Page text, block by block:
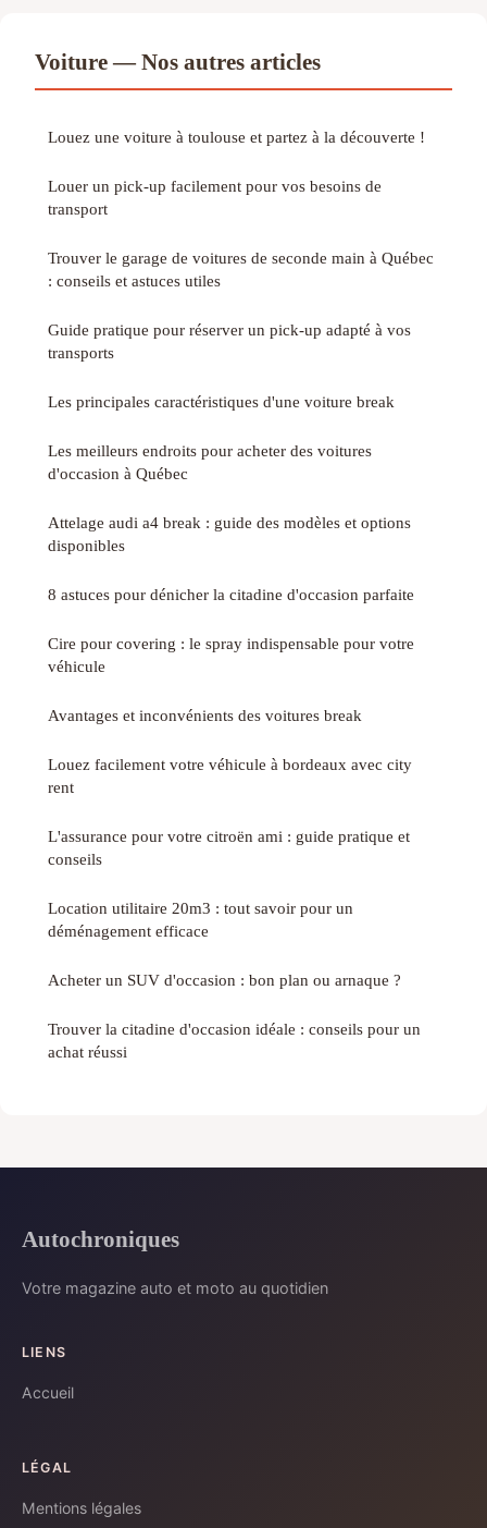
Voiture — Nos autres articles
Louez une voiture à toulouse et partez à la découverte !
Louer un pick-up facilement pour vos besoins de
transport
Trouver le garage de voitures de seconde main à Québec
: conseils et astuces utiles
Guide pratique pour réserver un pick-up adapté à vos
transports
Les principales caractéristiques d'une voiture break
Les meilleurs endroits pour acheter des voitures
d'occasion à Québec
Attelage audi a4 break : guide des modèles et options
disponibles
8 astuces pour dénicher la citadine d'occasion parfaite
Cire pour covering : le spray indispensable pour votre
véhicule
Avantages et inconvénients des voitures break
Louez facilement votre véhicule à bordeaux avec city
rent
L'assurance pour votre citroën ami : guide pratique et
conseils
Location utilitaire 20m3 : tout savoir pour un
déménagement efficace
Acheter un SUV d'occasion : bon plan ou arnaque ?
Trouver la citadine d'occasion idéale : conseils pour un
achat réussi
Autochroniques
Votre magazine auto et moto au quotidien
LIENS
Accueil
LÉGAL
Mentions légales